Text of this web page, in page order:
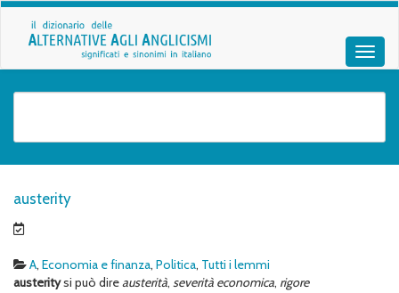
austerity
A, Economia e finanza, Politica, Tutti i lemmi
austeritysi può direausterità, severità economica, rigore